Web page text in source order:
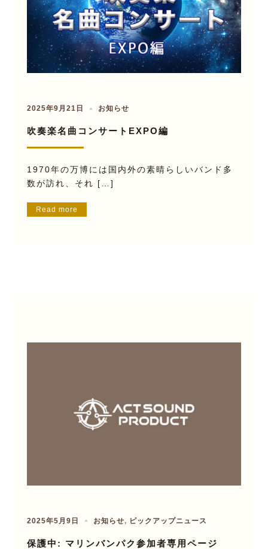
2025年9月21日 お知らせ
吹奏楽名曲コンサートEXPO編
1970年の万博には国内外の素晴らしいバンド多
数が訪れ、それ […]
Read more
2025年5月9日 お知らせ, ピックアップニュース
保護中: マリンバンパク参加者専用ページ